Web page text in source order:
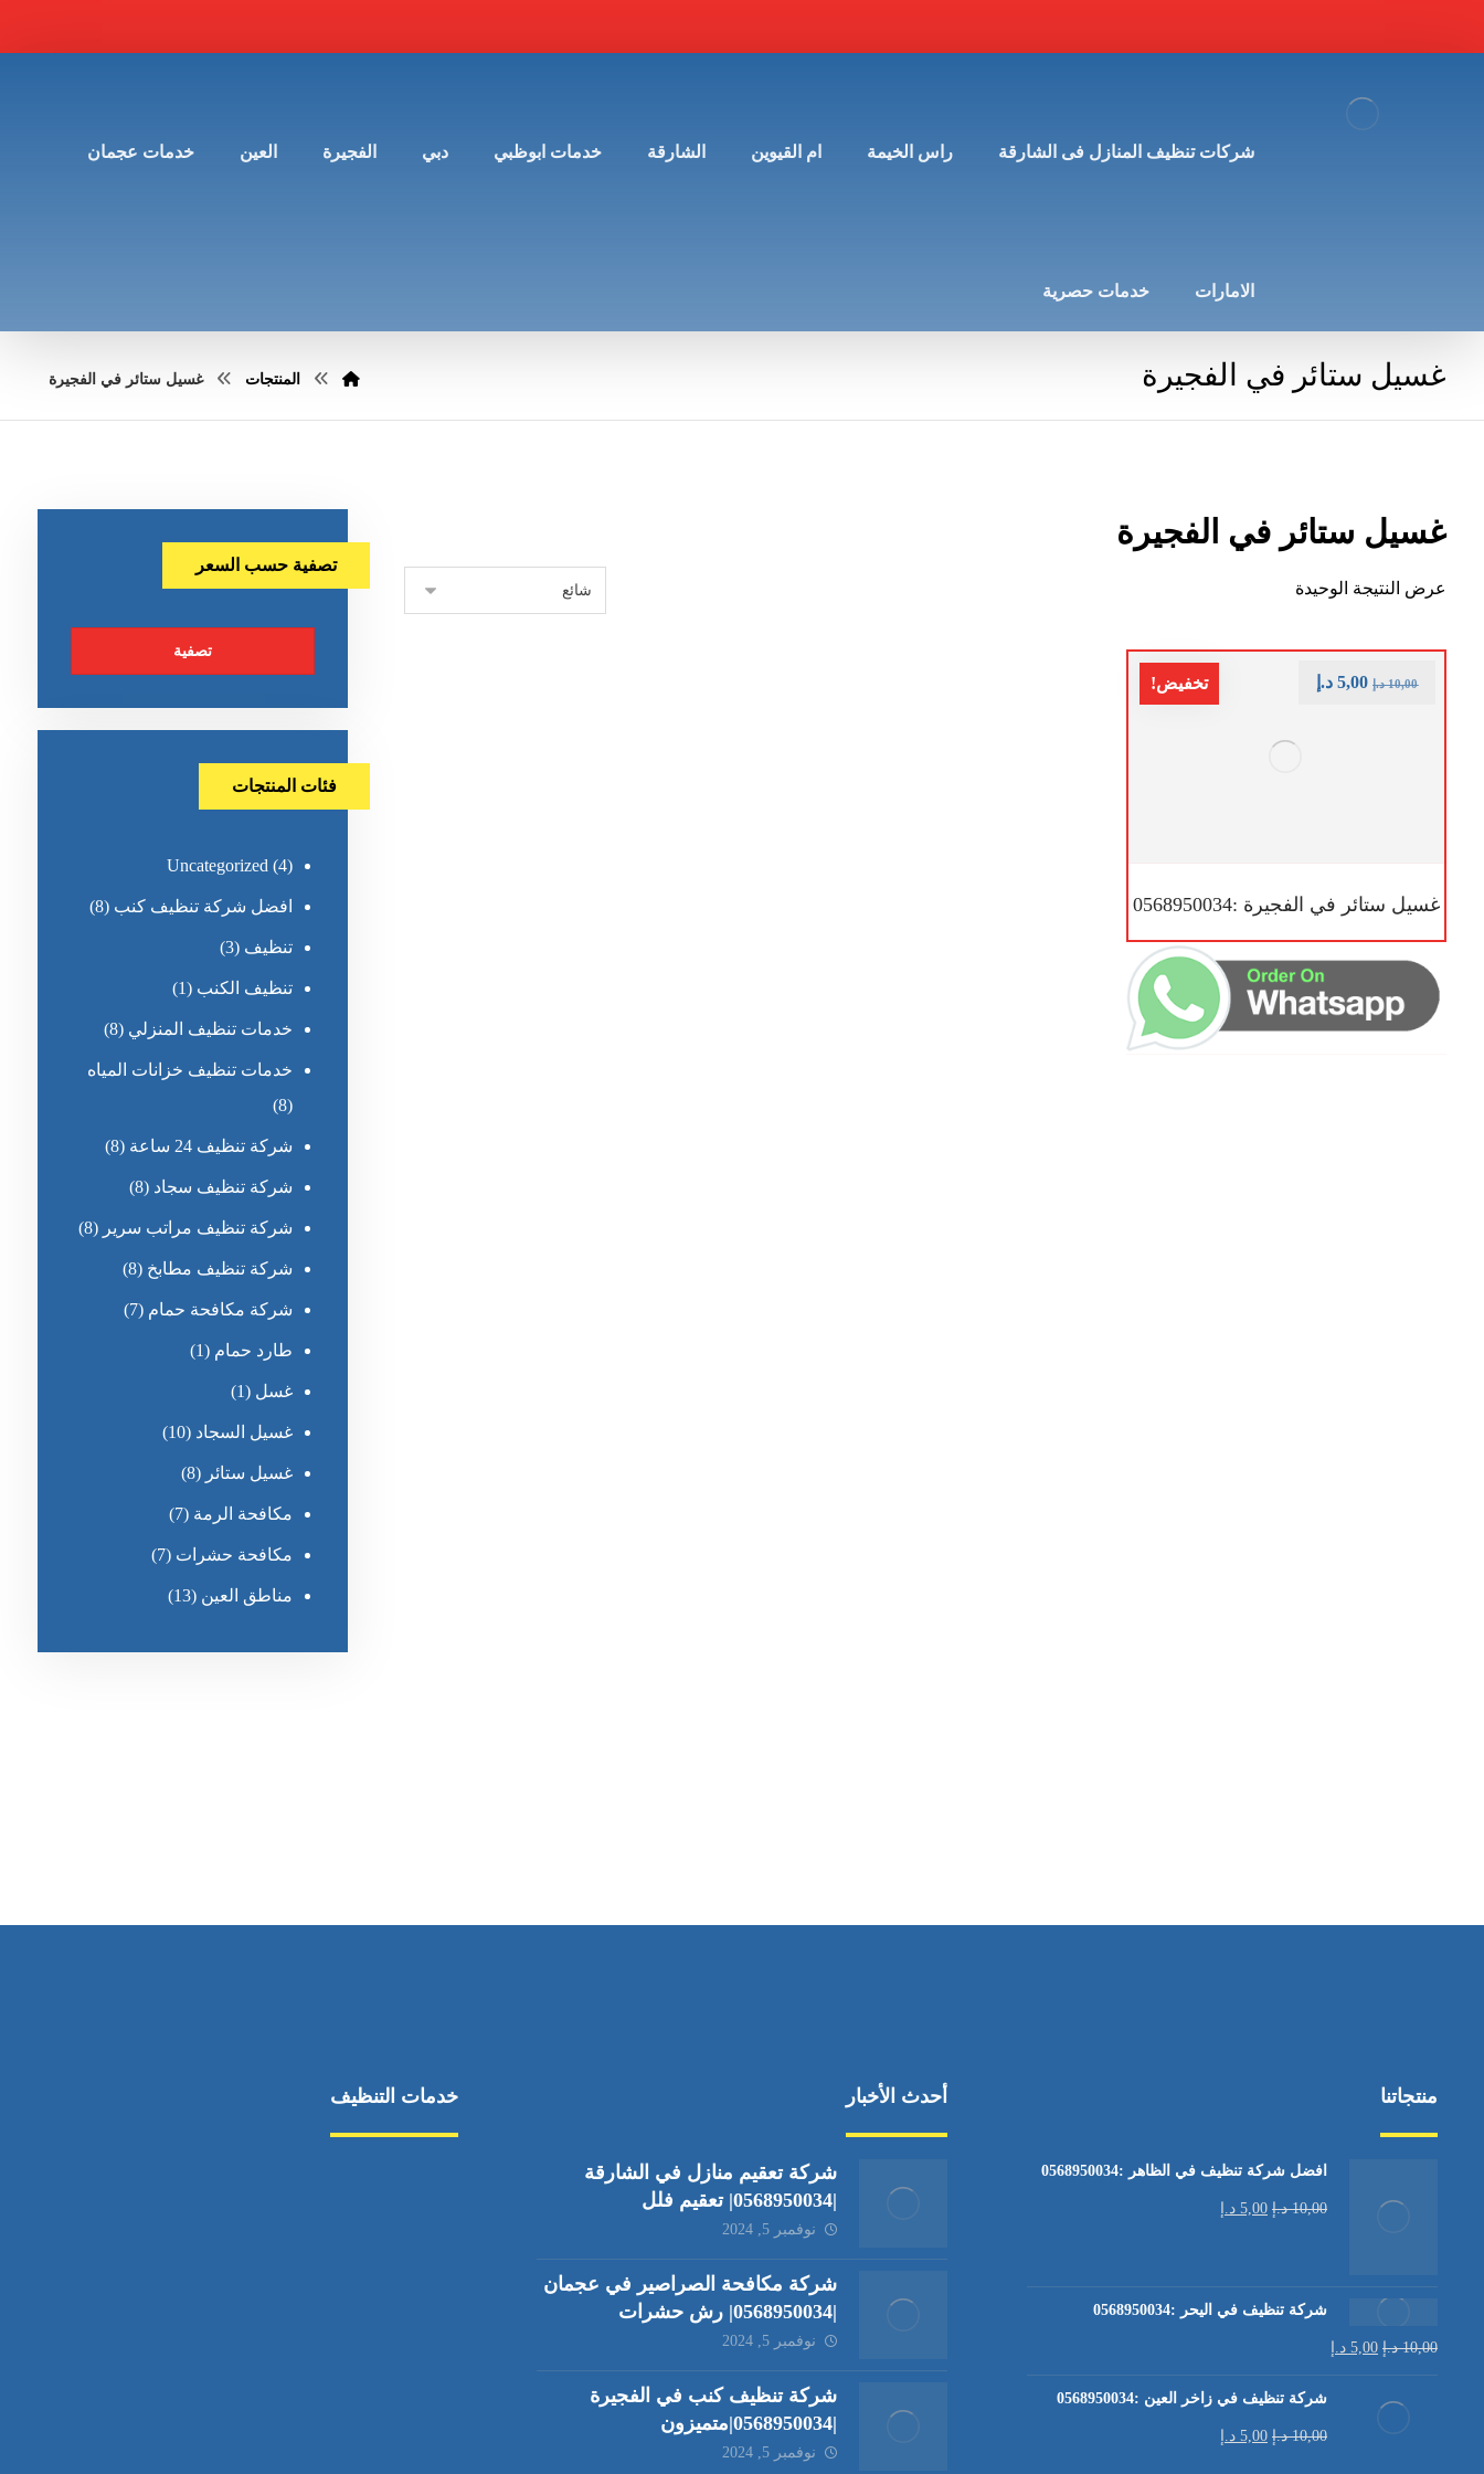
شركات تنظيف المنازل فى الشارقة راس الخيمة ام القيوين الشارقة خدمات ابوظبي دبي الفجيرة العين خدمات عجمان
الامارات خدمات حصرية
غسيل ستائر في الفجيرة المنتجات غسيل ستائر في الفجيرة
غسيل ستائر في الفجيرة
عرض النتيجة الوحيدة
تخفيض!
غسيل ستائر في الفجيرة :0568950034
10,00 د.إ 5,00 د.إ
تصفية حسب السعر
تصفية
فئات المنتجات
Uncategorized (4)
افضل شركة تنظيف كنب (8)
تنظيف (3)
تنظيف الكنب (1)
خدمات تنظيف المنزلي (8)
خدمات تنظيف خزانات المياه
(8)
شركة تنظيف 24 ساعة (8)
شركة تنظيف سجاد (8)
شركة تنظيف مراتب سرير (8)
شركة تنظيف مطابخ (8)
شركة مكافحة حمام (7)
طارد حمام (1)
غسل (1)
غسيل السجاد (10)
غسيل ستائر (8)
مكافحة الرمة (7)
مكافحة حشرات (7)
مناطق العين (13)
منتجاتنا
افضل شركة تنظيف في الظاهر :0568950034
10,00 د.إ 5,00 د.إ
شركة تنظيف في اليحر :0568950034
10,00 د.إ 5,00 د.إ
شركة تنظيف في زاخر العين :0568950034
10,00 د.إ 5,00 د.إ
أحدث الأخبار
شركة تعقيم منازل في الشارقة
|0568950034| تعقيم فلل
نوفمبر 5, 2024
شركة مكافحة الصراصير في عجمان
|0568950034| رش حشرات
نوفمبر 5, 2024
شركة تنظيف كنب في الفجيرة
|0568950034|متميزون
نوفمبر 5, 2024
خدمات التنظيف